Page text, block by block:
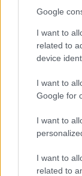
Google
I want to
related to
device
I want to
Google for
I want to
I want to
related to
Viete,
aj pri
NAŠE